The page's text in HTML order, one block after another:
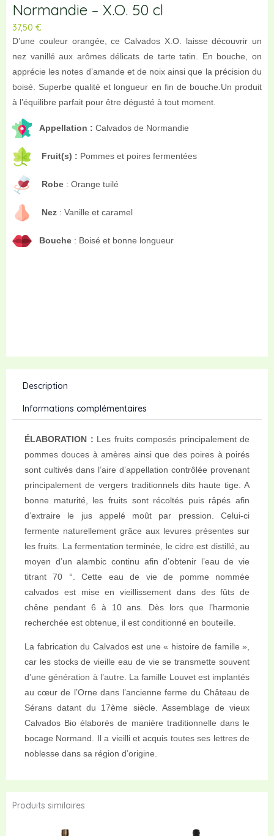
Normandie – X.O. 50 cl
37,50 €
D’une couleur orangée, ce Calvados X.O. laisse découvrir un
nez vanillé aux arômes délicats de tarte tatin. En bouche, on
apprécie les notes d’amande et de noix ainsi que la précision du
boisé. Superbe qualité et longueur en fin de bouche.Un produit
à l’équilibre parfait pour être dégusté à tout moment.
Appellation : Calvados de Normandie
Fruit(s) : Pommes et poires fermentées
Robe : Orange tuilé
Nez : Vanille et caramel
Bouche : Boisé et bonne longueur
Description
Informations complémentaires
ÉLABORATION : Les fruits composés principalement de
pommes douces à amères ainsi que des poires à poirés
sont cultivés dans l’aire d’appellation contrôlée provenant
principalement de vergers traditionnels dits haute tige. A
bonne maturité, les fruits sont récoltés puis râpés afin
d’extraire le jus appelé moût par pression. Celui-ci
fermente naturellement grâce aux levures présentes sur
les fruits. La fermentation terminée, le cidre est distillé, au
moyen d’un alambic continu afin d’obtenir l’eau de vie
titrant 70 °. Cette eau de vie de pomme nommée
calvados est mise en vieillissement dans des fûts de
chêne pendant 6 à 10 ans. Dès lors que l’harmonie
recherchée est obtenue, il est conditionné en bouteille.
La fabrication du Calvados est une « histoire de famille »,
car les stocks de vieille eau de vie se transmette souvent
d’une génération à l’autre. La famille Louvet est implantés
au cœur de l’Orne dans l’ancienne ferme du Château de
Sérans datant du 17ème siècle. Assemblage de vieux
Calvados Bio élaborés de manière traditionnelle dans le
bocage Normand. Il a vieilli et acquis toutes ses lettres de
noblesse dans sa région d’origine.
Produits similaires